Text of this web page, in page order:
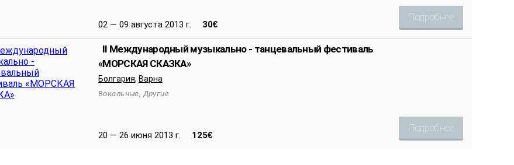
02 — 09 августа 2013 г. 30€
Подробнее
II Международный музыкально - танцевальный фестиваль
«МОРСКАЯ СКАЗКА»
Болгария, Варна
Вокальные, Другие
20 — 26 июня 2013 г. 125€
Подробнее